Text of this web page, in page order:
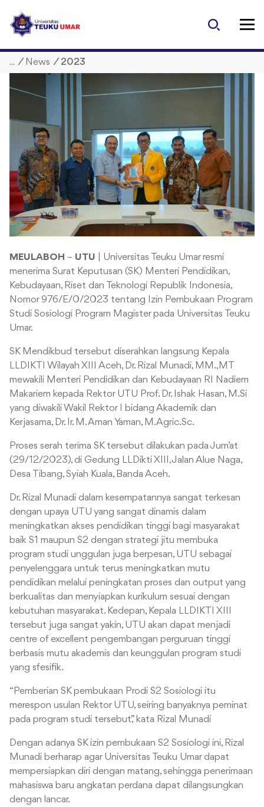
p
/ News / 2023
MEULABOH – UTU | Universitas Teuku Umar resmi
menerima Surat Keputusan (SK) Menteri Pendidikan,
Kebudayaan, Riset dan Teknologi Republik Indonesia,
Nomor 976/E/0/2023 tentang Izin Pembukaan Program
Studi Sosiologi Program Magister pada Universitas Teuku
Umar.
SK Mendikbud tersebut diserahkan langsung Kepala
LLDIKTI Wilayah XIII Aceh, Dr. Rizal Munadi, MM.,MT
mewakili Menteri Pendidikan dan Kebudayaan RI Nadiem
Makariem kepada Rektor UTU Prof. Dr. Ishak Hasan, M.Si
yang diwakili Wakil Rektor I bidang Akademik dan
Kerjasama, Dr. Ir. M. Aman Yaman, M.Agric.Sc.
Proses serah terima SK tersebut dilakukan pada Jum’at
(29/12/2023), di Gedung LLDikti XIII, Jalan Alue Naga,
Desa Tibang, Syiah Kuala, Banda Aceh.
Dr. Rizal Munadi dalam kesempatannya sangat terkesan
dengan upaya UTU yang sangat dinamis dalam
meningkatkan akses pendidikan tinggi bagi masyarakat
baik S1 maupun S2 dengan strategi jitu membuka
program studi unggulan juga berpesan, UTU sebagai
penyelenggara untuk terus meningkatkan mutu
pendidikan melalui peningkatan proses dan output yang
berkualitas dan menyiapkan kurikulum sesuai dengan
kebutuhan masyarakat. Kedepan, Kepala LLDIKTI XIII
tersebut juga sangat yakin, UTU akan dapat menjadi
centre of excellent pengembangan perguruan tinggi
berbasis mutu akademis dan keunggulan program studi
yang sfesifik.
“Pemberian SK pembukaan Prodi S2 Sosiologi itu
merespon usulan Rektor UTU, seiring banyaknya peminat
pada program studi tersebut,” kata Rizal Munadi
Dengan adanya SK izin pembukaan S2 Sosiologi ini, Rizal
Munadi berharap agar Universitas Teuku Umar dapat
mempersiapkan diri dengan matang, sehingga penerimaan
mahasiswa baru angkatan perdana dapat dilangsungkan
dengan lancar.